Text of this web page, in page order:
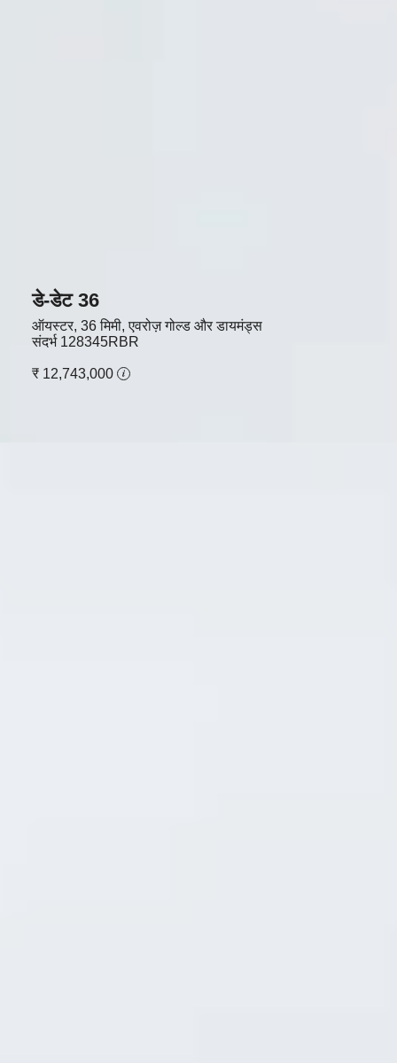
डे-डेट 36
ऑयस्टर, 36 मिमी, एवरोज़ गोल्ड और डायमंड्स
संदर्भ 128345RBR
₹ 12,743,000